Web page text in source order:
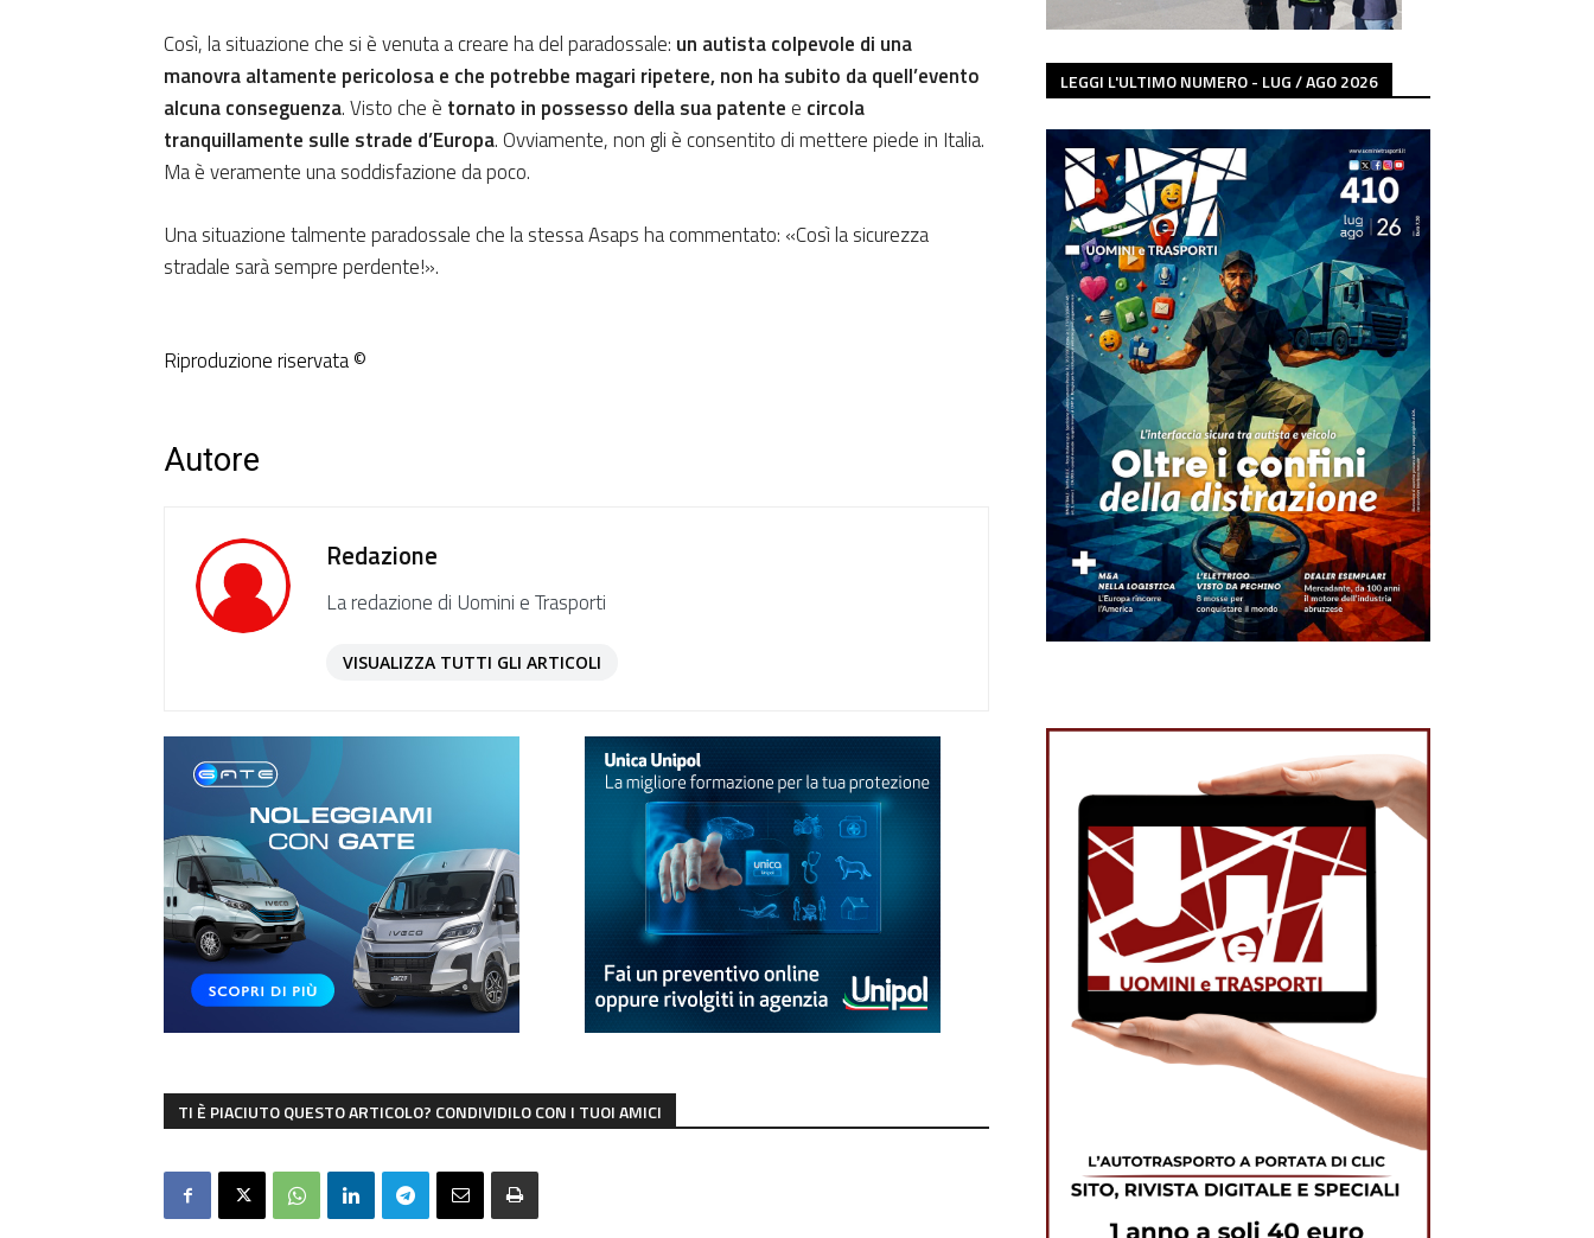
Così, la situazione che si è venuta a creare ha del paradossale: un autista colpevole di una
manovra altamente pericolosa e che potrebbe magari ripetere, non ha subito da quell’evento
alcuna conseguenza. Visto che è tornato in possesso della sua patente e circola
tranquillamente sulle strade d’Europa. Ovviamente, non gli è consentito di mettere piede in Italia.
Ma è veramente una soddisfazione da poco.
Una situazione talmente paradossale che la stessa Asaps ha commentato: «Così la sicurezza
stradale sarà sempre perdente!».
Riproduzione riservata ©
Autore
Redazione
La redazione di Uomini e Trasporti
VISUALIZZA TUTTI GLI ARTICOLI
TI È PIACIUTO QUESTO ARTICOLO? CONDIVIDILO CON I TUOI AMICI
LEGGI L'ULTIMO NUMERO - LUG / AGO 2026